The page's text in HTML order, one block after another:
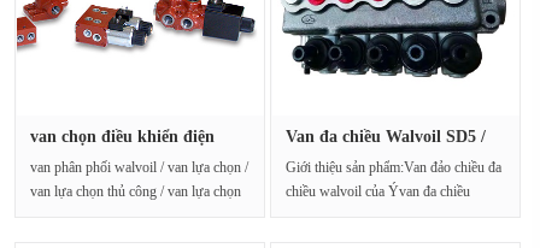
van chọn điều khiển điện
van phân phối walvoil / van lựa chọn /
van lựa chọn thủ công / van lựa chọn
Van đa chiều Walvoil SD5 /
Giới thiệu sản phẩm:Van đảo chiều đa
chiều walvoil của Ývan đa chiều